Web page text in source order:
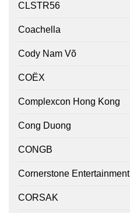
CLSTR56
Coachella
Cody Nam Võ
COËX
Complexcon Hong Kong
Cong Duong
CONGB
Cornerstone Entertainment
CORSAK